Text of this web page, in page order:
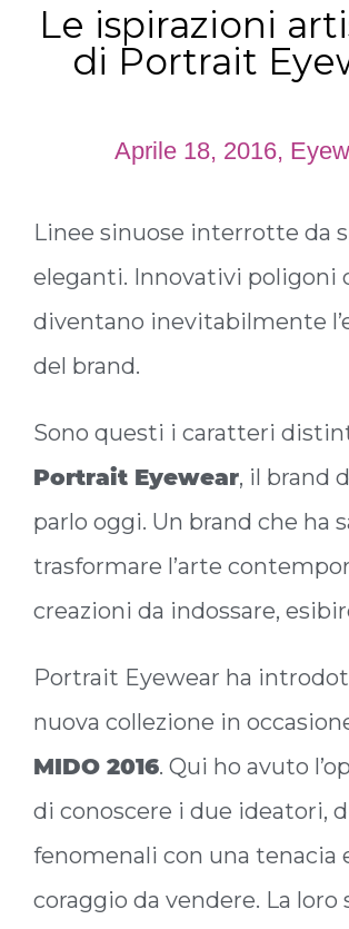
Le ispirazioni
di Portrait
Aprile 18, 2016,
Linee sinuose interrotte da
eleganti. Innovativi poligoni
diventano inevitabilmente
del brand.
Sono questi i caratteri
Portrait Eyewear, il brand
parlo oggi. Un brand che ha
trasformare l’arte
creazioni da indossare,
Portrait Eyewear ha
nuova collezione in
MIDO 2016. Qui ho avuto
di conoscere i due ideatori,
fenomenali con una tenacia
coraggio da vendere. La loro